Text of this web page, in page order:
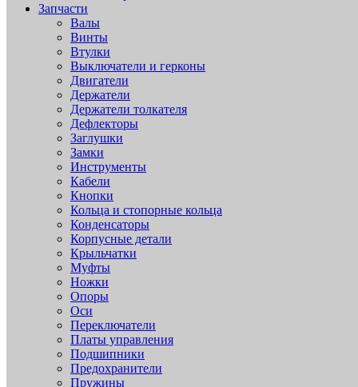
Запчасти
Валы
Винты
Втулки
Выключатели и герконы
Двигатели
Держатели
Держатели толкателя
Дефлекторы
Заглушки
Замки
Инструменты
Кабели
Кнопки
Кольца и стопорные кольца
Конденсаторы
Корпусные детали
Крыльчатки
Муфты
Ножки
Опоры
Оси
Переключатели
Платы управления
Подшипники
Предохранители
Пружины